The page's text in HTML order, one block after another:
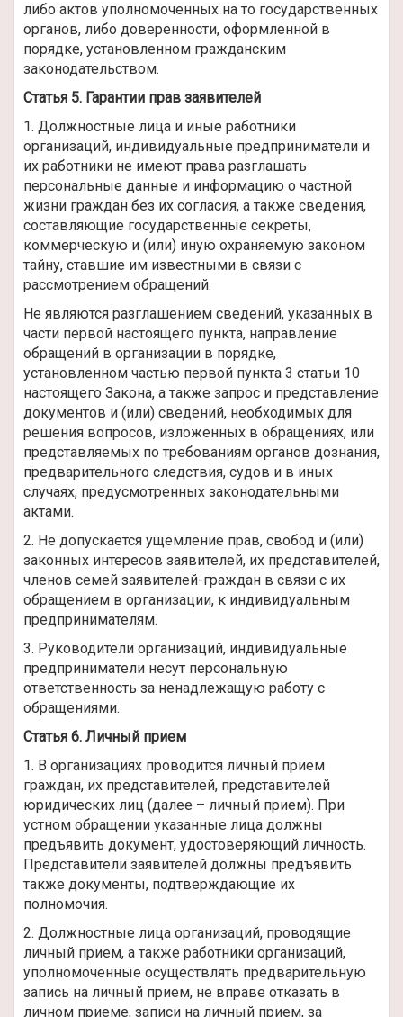
либо актов уполномоченных на то государственных
органов, либо доверенности, оформленной в
порядке, установленном гражданским
законодательством.
Статья 5. Гарантии прав заявителей
1. Должностные лица и иные работники
организаций, индивидуальные предприниматели и
их работники не имеют права разглашать
персональные данные и информацию о частной
жизни граждан без их согласия, а также сведения,
составляющие государственные секреты,
коммерческую и (или) иную охраняемую законом
тайну, ставшие им известными в связи с
рассмотрением обращений.
Не являются разглашением сведений, указанных в
части первой настоящего пункта, направление
обращений в организации в порядке,
установленном частью первой пункта 3 статьи 10
настоящего Закона, а также запрос и представление
документов и (или) сведений, необходимых для
решения вопросов, изложенных в обращениях, или
представляемых по требованиям органов дознания,
предварительного следствия, судов и в иных
случаях, предусмотренных законодательными
актами.
2. Не допускается ущемление прав, свобод и (или)
законных интересов заявителей, их представителей,
членов семей заявителей-граждан в связи с их
обращением в организации, к индивидуальным
предпринимателям.
3. Руководители организаций, индивидуальные
предприниматели несут персональную
ответственность за ненадлежащую работу с
обращениями.
Статья 6. Личный прием
1. В организациях проводится личный прием
граждан, их представителей, представителей
юридических лиц (далее – личный прием). При
устном обращении указанные лица должны
предъявить документ, удостоверяющий личность.
Представители заявителей должны предъявить
также документы, подтверждающие их
полномочия.
2. Должностные лица организаций, проводящие
личный прием, а также работники организаций,
уполномоченные осуществлять предварительную
запись на личный прием, не вправе отказать в
личном приеме, записи на личный прием, за